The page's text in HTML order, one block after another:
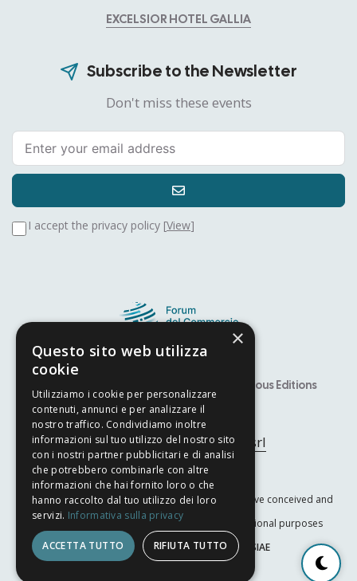
EXCELSIOR HOTEL GALLIA
Subscribe to the Newsletter
Don't miss these events
I accept the privacy policy [View]
Previous Editions
Developed byNyx Solutions
© Copyright 2025Arcom srl
Privacy Policy– Cookie Policy
The International Trade Forum is a nonprofit initiative conceived and
promoted byARcom Srlfor scientific and educational purposes
Original format registered with the SIAE
×
Questo sito web utilizza
cookie
Utilizziamo i cookie per personalizzare
contenuti, annunci e per analizzare il
nostro traffico. Condividiamo inoltre
informazioni sul tuo utilizzo del nostro sito
con i nostri partner pubblicitari e di analisi
che potrebbero combinarle con altre
informazioni che hai fornito loro o che
hanno raccolto dal tuo utilizzo dei loro
servizi. Informativa sulla privacy
ACCETTA TUTTO RIFIUTA TUTTO